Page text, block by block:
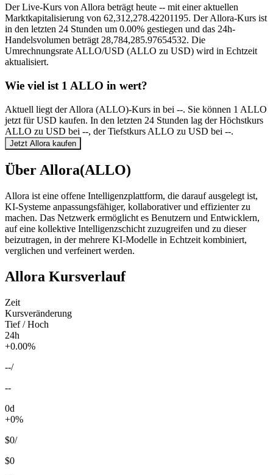
Der Live-Kurs von Allora beträgt heute -- mit einer aktuellen
Marktkapitalisierung von 62,312,278.42201195. Der Allora-Kurs ist
in den letzten 24 Stunden um 0.00% gestiegen und das 24h-
Handelsvolumen beträgt 28,784,285.97654532. Die
Umrechnungsrate ALLO/USD (ALLO zu USD) wird in Echtzeit
aktualisiert.
Wie viel ist 1 ALLO in wert?
Aktuell liegt der Allora (ALLO)-Kurs in bei --. Sie können 1 ALLO
jetzt für USD kaufen. In den letzten 24 Stunden lag der Höchstkurs
ALLO zu USD bei --, der Tiefstkurs ALLO zu USD bei --.
Jetzt Allora kaufen
Über Allora(ALLO)
Allora ist eine offene Intelligenzplattform, die darauf ausgelegt ist,
KI-Systeme anpassungsfähiger, kollaborativer und effizienter zu
machen. Das Netzwerk ermöglicht es Benutzern und Entwicklern,
auf eine kollektive Intelligenzschicht zuzugreifen und zu dieser
beizutragen, in der mehrere KI-Modelle in Echtzeit kombiniert,
verglichen und verfeinert werden.
Allora Kursverlauf
Zeit
Kursveränderung
Tief / Hoch
24h
+0.00%
--/
--
0d
+0%
$0/
$0